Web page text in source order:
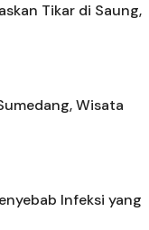
Tikar di Saung,
Wisata
Infeksi yang